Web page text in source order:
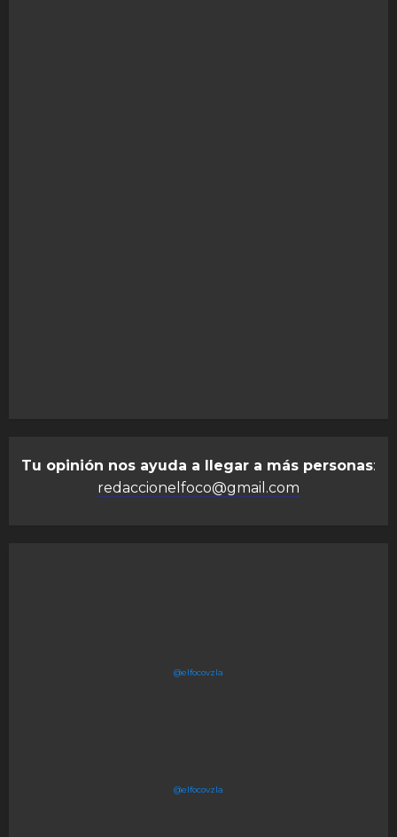
Tu opinión nos ayuda a llegar a más personas:
redaccionelfoco@gmail.com
@elfocovzla
@elfocovzla